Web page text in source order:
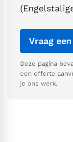
Vraag
Deze pagina
een offerte
je ons werk.